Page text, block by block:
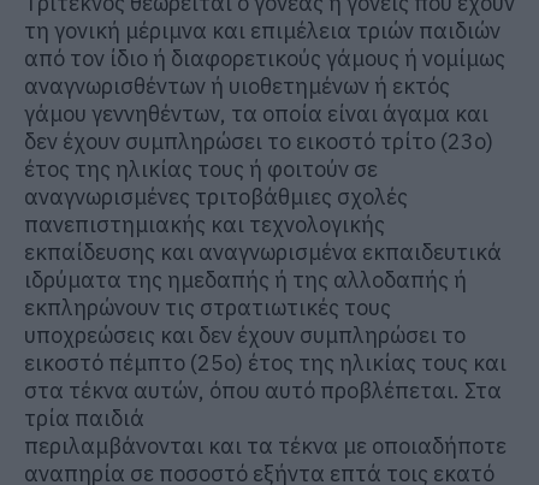
τη γονική μέριμνα και επιμέλεια τριών παιδιών
από τον ίδιο ή διαφορετικούς γάμους ή νομίμως
αναγνωρισθέντων ή υιοθετημένων ή εκτός
γάμου γεννηθέντων, τα οποία είναι άγαμα και
δεν έχουν συμπληρώσει το εικοστό τρίτο (23ο)
έτος της ηλικίας τους ή φοιτούν σε
αναγνωρισμένες τριτοβάθμιες σχολές
πανεπιστημιακής και τεχνολογικής
εκπαίδευσης και αναγνωρισμένα εκπαιδευτικά
ιδρύματα της ημεδαπής ή της αλλοδαπής ή
εκπληρώνουν τις στρατιωτικές τους
υποχρεώσεις και δεν έχουν συμπληρώσει το
εικοστό πέμπτο (25ο) έτος της ηλικίας τους και
στα τέκνα αυτών, όπου αυτό προβλέπεται. Στα
τρία παιδιά
περιλαμβάνονται και τα τέκνα με οποιαδήποτε
αναπηρία σε ποσοστό εξήντα επτά τοις εκατό